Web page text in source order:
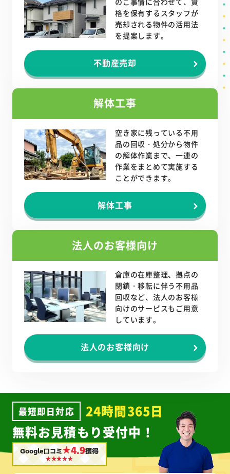
格を保有するスタッフが
売却される物件の活用法
を提案します。
不動産売却
解体工事
空き家に残っている不用
品の回収・処分から物件
の解体作業まで、一連の
作業をまとめて実施する
ことができます。
解体工事
法人のお客様向け
倉庫の在庫整理、拠点の
閉鎖・移転に伴う不用品
回収など、法人のお客様
向けのサービスもご用意
しています。
法人のお客様向け
最短即日対応
24時間365日
無料お見積もり受付中！
Google口コミ★4.9獲得